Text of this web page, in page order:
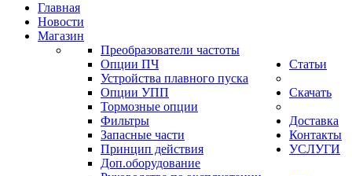
Главная
Новости
Магазин
Преобразователи частоты
Опции ПЧ
Устройства плавного пуска
Опции УПП
Тормозные опции
Фильтры
Запасные части
Статьи
Принцип действия
Доп.оборудование
Скачать
Доставка
Контакты
УСЛУГИ